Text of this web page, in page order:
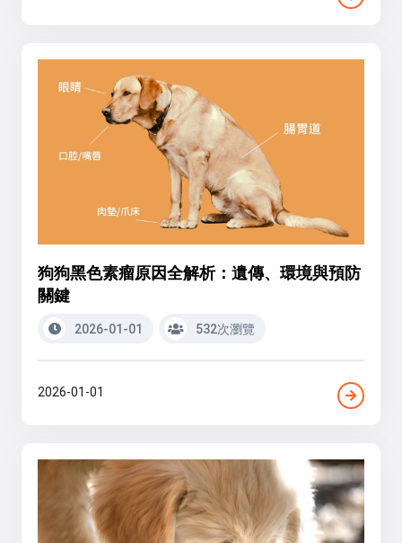
狗狗黑色素瘤原因全解析：遺傳、環境與預防
關鍵
2026-01-01 532次瀏覽
2026-01-01